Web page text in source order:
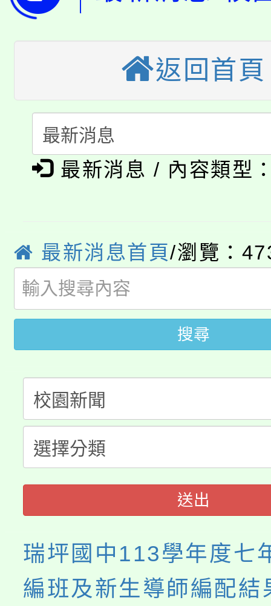
代理(課)教師甄選結果(
「2026金融保險知識
車」活動
桃園市115學年度學生
生本土語及新住民語歌
公告本校115學年度第
代理(課)教師甄選結果(
公告本校115學年度第
代理(課)教師甄選結果(
轉知中國文化大學推廣
《TA101》溝通分析基
系所師生報名參加。
淨零綠生活教案入校路
學籍身 分審查程序及
版
淨零綠領人才培育課程
公告本校115學年度第
代理(課)教師甄選結果(
「2026金融保險知識
車」活動
桃園市115學年度學生
生本土語及新住民語歌
公告本校115學年度第
代理(課)教師甄選結果(
公告本校115學年度第
代理(課)教師甄選結果(
轉知中國文化大學推廣
《TA101》溝通分析基
程，歡迎學生輔導中心
系所師生報名參加。
返回首頁
最新消息 / 內容類型
最新消息首頁/瀏覽：
搜尋
送出
瑞坪國中113學年度七
編班及新生導師編配結